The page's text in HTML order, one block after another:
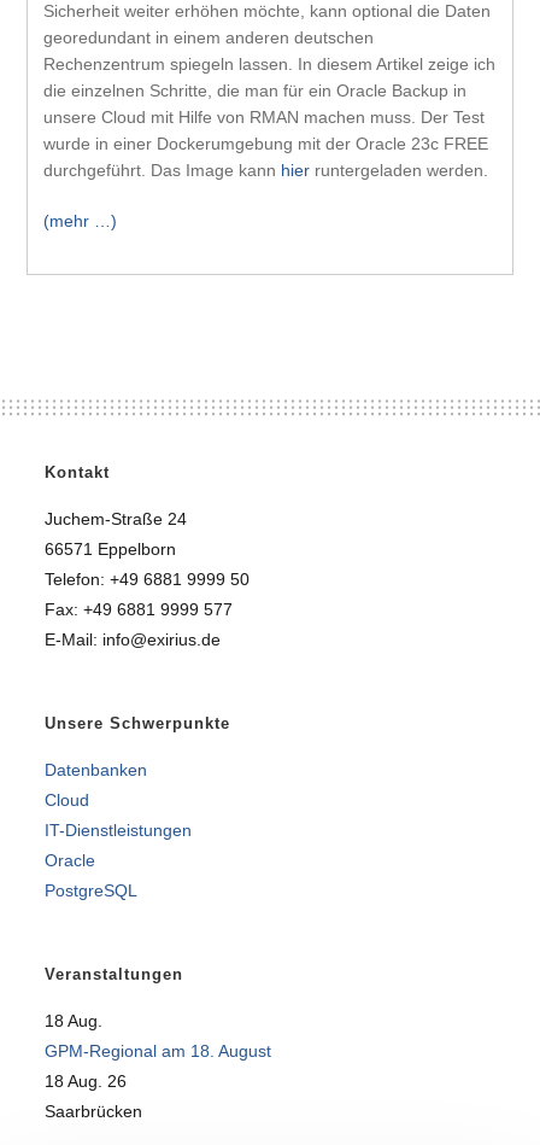
Sicherheit weiter erhöhen möchte, kann optional die Daten
georedundant in einem anderen deutschen
Rechenzentrum spiegeln lassen. In diesem Artikel zeige ich
die einzelnen Schritte, die man für ein Oracle Backup in
unsere Cloud mit Hilfe von RMAN machen muss. Der Test
wurde in einer Dockerumgebung mit der Oracle 23c FREE
durchgeführt. Das Image kann hierruntergeladen werden.
(mehr …)
Kontakt
Juchem-Straße 24
66571 Eppelborn
Telefon: +49 6881 9999 50
Fax: +49 6881 9999 577
E-Mail: info@exirius.de
Unsere Schwerpunkte
Datenbanken
Cloud
IT-Dienstleistungen
Oracle
PostgreSQL
Veranstaltungen
18 Aug.
GPM-Regional am 18. August
18 Aug. 26
Saarbrücken